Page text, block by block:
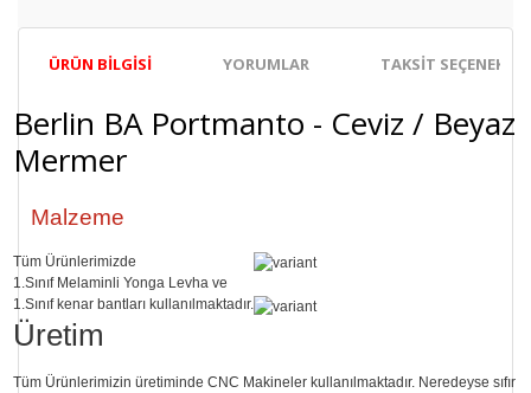
ÜRÜN BILGISI YORUMLAR TAKSIT
Berlin BA Portmanto - Ceviz / Beyaz
Mermer
Malzeme
Tüm Ürünlerimizde
1.SınıfMelaminli Yonga Levha ve
1.Sınıfkenar bantları kullanılmaktadır.
Üretim
Tüm Ürünlerimizin üretiminde CNC Makineler kullanılmaktadır. Neredeyse sıfır